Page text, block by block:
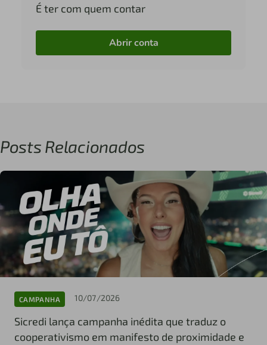
É ter com quem contar
Abrir conta
Posts Relacionados
CAMPANHA 10/07/2026
Sicredi lança campanha inédita que traduz o
cooperativismo em manifesto de proximidade e